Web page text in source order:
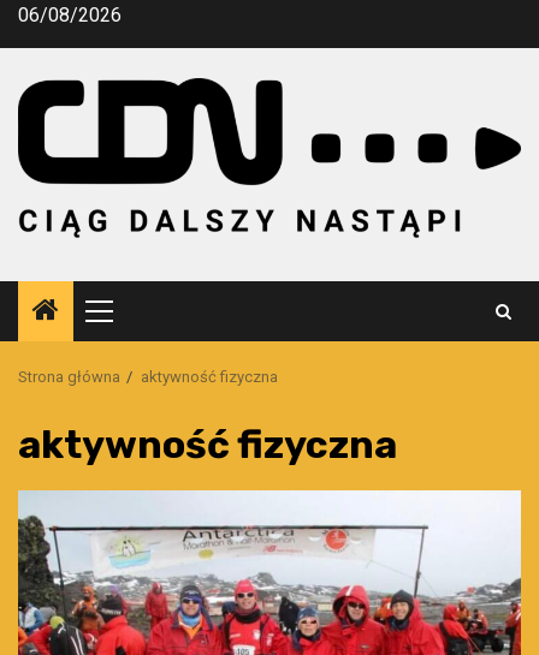
Przejdź
06/08/2026
Menu
główne
Strona główna aktywność fizyczna
aktywność fizyczna